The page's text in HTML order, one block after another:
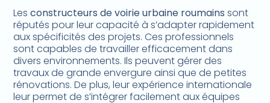
Lesconstructeurs de voirie urbaine roumains sont
réputés pour leur capacité à s’adapter rapidement
aux spécificités des projets. Ces professionnels
sont capables de travailler efficacement dans
divers environnements. Ils peuvent gérer des
travaux de grande envergure ainsi que de petites
rénovations. De plus, leur expérience internationale
leur permet de s’intégrer facilement aux équipes